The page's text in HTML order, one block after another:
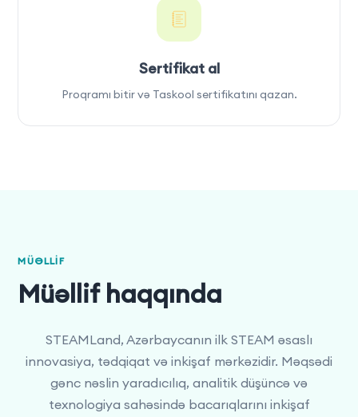
Sertifikat al
Proqramı bitir və Taskool sertifikatını qazan.
MÜƏLLIF
Müəllif haqqında
STEAMLand, Azərbaycanın ilk STEAM əsaslı
innovasiya, tədqiqat və inkişaf mərkəzidir. Məqsədi
gənc nəslin yaradıcılıq, analitik düşüncə və
texnologiya sahəsində bacarıqlarını inkişaf